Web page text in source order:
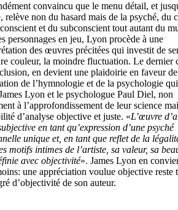
convaincu que le menu détail, et
relève non du hasard mais de la psyché, du
et du subconscient tout autant du
personnages en jeu, Lyon procède à une
des œuvres précitées qui investit de
couleur, la moindre fluctuation. Le dernier
en devient une plaidoirie en faveur
de l’hymnologie et de la psychologie
Lyon et le psychologue Paul Diel, non
à l’approfondissement de leur science
d’analyse objective et juste. «L’œuvre
en tant qu’expression d’une psyché
unique et, en tant que reflet de la
motifs intimes de l’artiste, sa valeur, sa
avec objectivité». James Lyon en
une appréciation voulue objective reste
d’objectivité de son auteur.